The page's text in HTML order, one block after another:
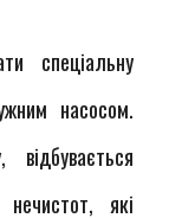
спеціальну
насосом.
нечистот, які